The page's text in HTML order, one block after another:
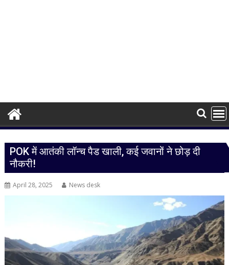
POK में आतंकी लॉन्च पैड खाली, कई जवानों ने छोड़ दी
नौकरी!
April 28, 2025 News desk